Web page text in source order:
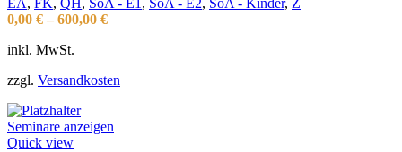
EA, FK, QH, SoA - E1 , SoA - E2, SoA - Kinder, Z
0,00 € – 600,00 €
inkl. MwSt.
zzgl. Versandkosten
Seminare anzeigen
Quick view